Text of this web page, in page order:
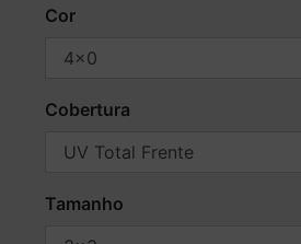
Cor
Cobertura
Tamanho